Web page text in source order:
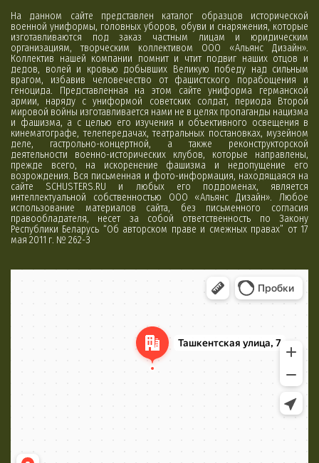
На данном сайте представлен каталог образцов исторической
военной униформы, головных уборов, обуви и снаряжения, которые
изготавливаются под заказ частным лицам и юридическим
организациям, творческим коллективом ООО «Альянс Дизайн».
Коллектив нашей компании помнит и чтит подвиг наших отцов и
дедов, волей и кровью добывших Великую победу над сильным
врагом, избавив человечество от фашистского порабощения и
геноцида. Представленная на этом сайте униформа германской
армии, наряду с униформой советских солдат, периода Второй
мировой войны изготавливается нами не в целях пропаганды нацизма
и фашизма, а с целью его изучения и объективного освещения в
кинематографе, телепередачах, театральных постановках, музейном
деле, гастрольно-концертной, а также реконструкторской
деятельности военно-исторических клубов, которые направлены,
прежде всего, на искоренение фашизма и недопущение его
возрождения. Вся письменная и фото-информация, находящаяся на
сайте SCHUSTERS.RU и любых его поддоменах, является
интеллектуальной собственностью ООО «Альянс Дизайн». Любое
использование материалов сайта, без письменного согласия
правообладателя, несет за собой ответственность по Закону
Республики Беларусь “Об авторском праве и смежных правах” от 17
мая 2011 г. № 262-З